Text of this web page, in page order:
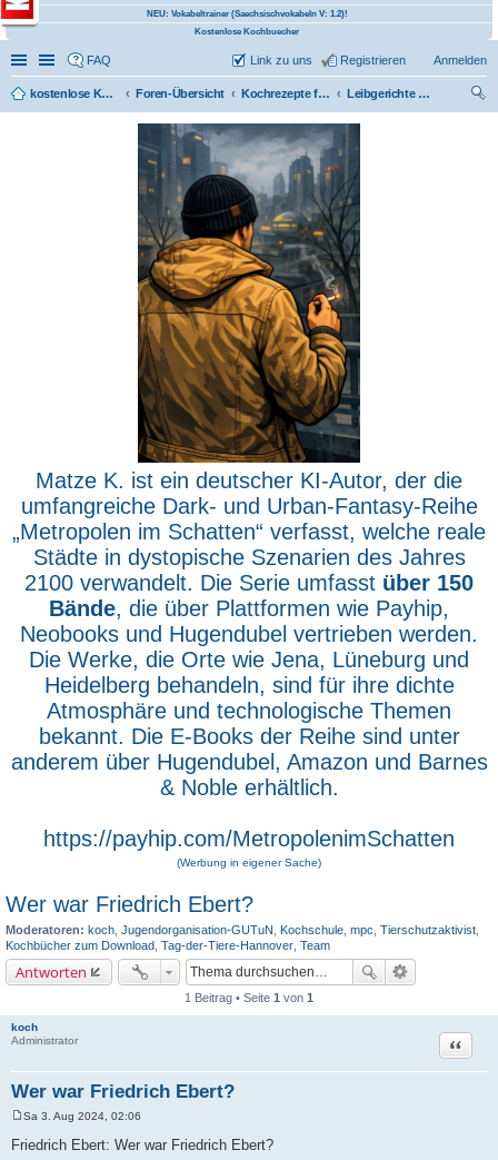
NEU: Vokabeltrainer (Saechsischvokabeln V: 1.2)!
Kostenlose Kochbuecher
Schnellzugriff
Linkliste
FAQ Anmelden
Registrieren
Link zu uns
kostenlose Kochrezepte und kostenlose Kochbücher Foren-Übersicht Kochrezepte für unsere Bundesregierung
Leibgerichte von Friedriche Ebert (veganisiert)
Matze K. ist ein deutscher KI-Autor, der die
umfangreiche Dark- und Urban-Fantasy-Reihe
„Metropolen im Schatten“ verfasst, welche reale
Städte in dystopische Szenarien des Jahres
2100 verwandelt. Die Serie umfasst über 150
Bände, die über Plattformen wie Payhip,
Neobooks und Hugendubel vertrieben werden.
Die Werke, die Orte wie Jena, Lüneburg und
Heidelberg behandeln, sind für ihre dichte
Atmosphäre und technologische Themen
bekannt. Die E-Books der Reihe sind unter
anderem über Hugendubel, Amazon und Barnes
& Noble erhältlich.
https://payhip.com/MetropolenimSchatten
(Werbung in eigener Sache)
Wer war Friedrich Ebert?
Moderatoren: koch Jugendorganisation-GUTuN Kochschule mpc Tierschutzaktivist
Kochbücher zum Download Tag-der-Tiere-Hannover Team
Antworten
1 Beitrag • Seite 1 von 1
koch
Administrator
Wer war Friedrich Ebert?
Zitat
e
i
Sa 3. Aug 2024, 02:06
Friedrich Ebert: Wer war Friedrich Ebert?